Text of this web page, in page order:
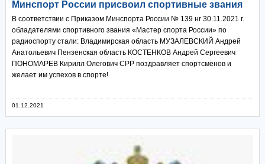
Минспорт России присвоил спортивные звания
В соответствии с Приказом Минспорта России № 139 нг 30.11.2021 г.
обладателями спортивного звания «Мастер спорта России» по
радиоспорту стали: Владимирская область МУЗАЛЕВСКИЙ Андрей
Анатольевич Пензенская область КОСТЕНКОВ Андрей Сергеевич
ПОНОМАРЕВ Кирилл Олегович СРР поздравляет спортсменов и
желает им успехов в спорте!
01.12.2021